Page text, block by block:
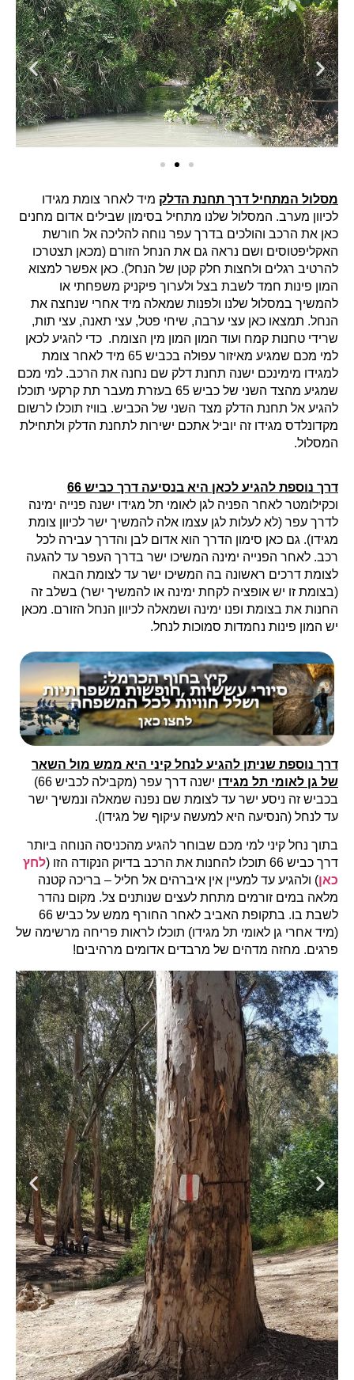
מסלול המתחיל דרך תחנת הדלק מיד לאחר צומת מגידו
לכיוון מערב. המסלול שלנו מתחיל בסימון שבילים אדום מחנים
כאן את הרכב והולכים בדרך עפר נוחה להליכה אל חורשת
האקליפטוסים ושם נראה גם את הנחל הזורם (מכאן תצטרכו
להרטיב רגלים ולחצות חלק קטן של הנחל). כאן אפשר למצוא
המון פינות חמד לשבת בצל ולערוך פיקניק משפחתי או
להמשיך במסלול שלנו ולפנות שמאלה מיד אחרי שנחצה את
הנחל. תמצאו כאן עצי ערבה, שיחי פטל, עצי תאנה, עצי תות,
שרידי טחנות קמח ועוד המון המון מין הצומח. כדי להגיע לכאן
למי מכם שמגיע מאיזור עפולה בכביש 65 מיד לאחר צומת
למגידו מימינכם ישנה תחנת דלק שם נחנה את הרכב. למי מכם
שמגיע מהצד השני של כביש 65 בעזרת מעבר תת קרקעי תוכלו
להגיע אל תחנת הדלק מצד השני של הכביש. בוויז תוכלו לרשום
מקדונלדס מגידו זה יוביל אתכם ישירות לתחנת הדלק ולתחילת
המסלול.
דרך נוספת להגיע לכאן היא בנסיעה דרך כביש 66
וכקילומטר לאחר הפניה לגן לאומי תל מגידו ישנה פנייה ימינה
לדרך עפר (לא לעלות לגן עצמו אלה להמשיך ישר לכיוון צומת
מגידו). גם כאן סימון הדרך הוא אדום לבן והדרך עבירה לכל
רכב. לאחר הפנייה ימינה המשיכו ישר בדרך העפר עד להגעה
לצומת דרכים ראשונה בה המשיכו ישר עד לצומת הבאה
(בצומת זו יש אופציה לקחת ימינה או להמשיך ישר) בשלב זה
החנות את בצומת ופנו ימינה ושמאלה לכיוון הנחל הזורם. מכאן
יש המון פינות נחמדות סמוכות לנחל.
דרך נוספת שניתן להגיע לנחל קיני היא ממש מול השאר
של גן לאומי תל מגידו
ישנה דרך עפר (מקבילה לכביש 66)
בכביש זה ניסע ישר עד לצומת שם נפנה שמאלה ונמשיך ישר
עד לנחל (הנסיעה היא למעשה עיקוף של מגידו).
בתוך נחל קיני למי מכם שבוחר להגיע מהכניסה הנוחה ביותר
דרך כביש 66 תוכלו להחנות את הרכב בדיוק הנקודה הזו (
לחץ
כאן) ולהגיע עד למעיין אין איברהים אל חליל – בריכה קטנה
מלאה במים זורמים מתחת לעצים שנותנים צל. מקום נהדר
לשבת בו. בתקופת האביב לאחר החורף ממש על כביש 66
(מיד אחרי גן לאומי תל מגידו) תוכלו לראות פריחה מרשימה של
פרגים. מחזה מדהים של מרבדים אדומים מרהיבים!